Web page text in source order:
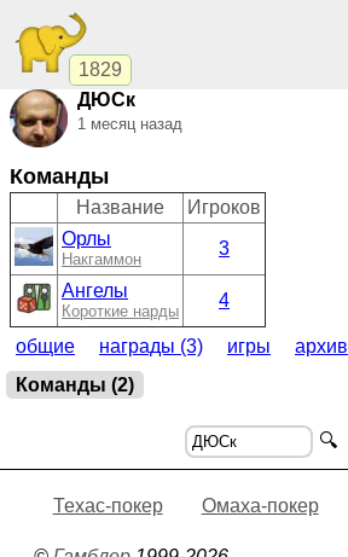
1829
ДЮСк
1 месяц назад
Команды
Название
Игроков
Орлы
Накгаммон
3
Ангелы
Короткие нарды
4
общие награды (3) игры архив
Команды (2)
🔍
Техас-покер Омаха-покер